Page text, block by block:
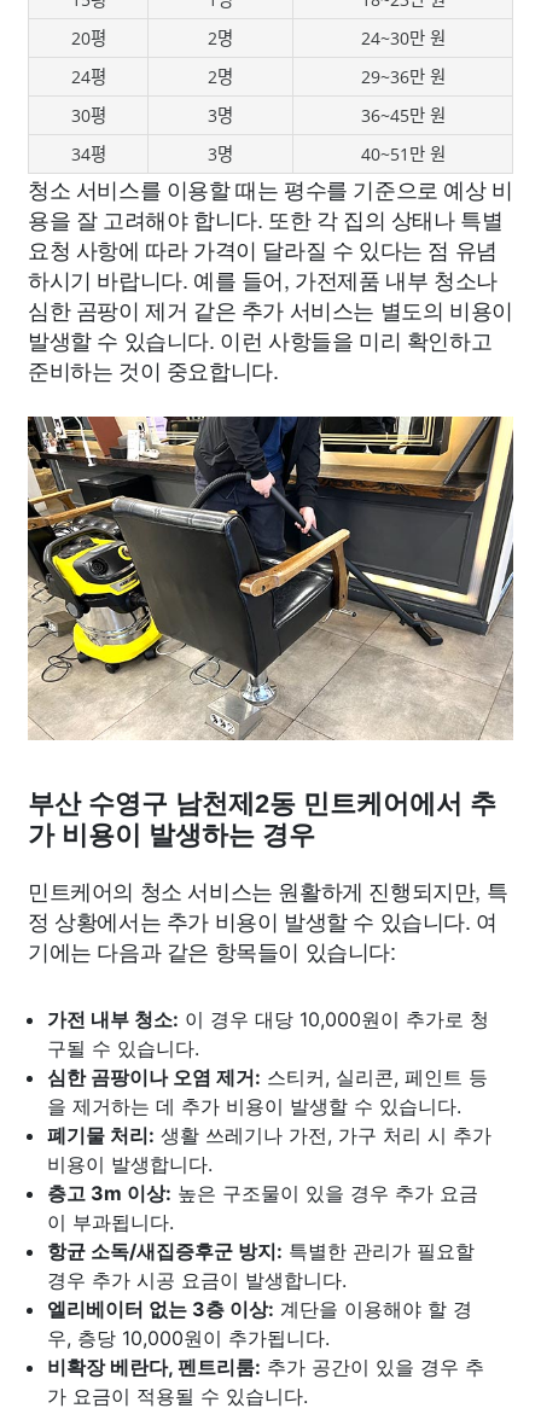
20평
2명
24~30만 원
24평
2명
29~36만 원
30평
3명
36~45만 원
34평
3명 40~51만 원
청소 서비스를 이용할 때는 평수를 기준으로 예상 비
용을 잘 고려해야 합니다. 또한 각 집의 상태나 특별
요청 사항에 따라 가격이 달라질 수 있다는 점 유념
하시기 바랍니다. 예를 들어, 가전제품 내부 청소나
심한 곰팡이 제거 같은 추가 서비스는 별도의 비용이
발생할 수 있습니다. 이런 사항들을 미리 확인하고
준비하는 것이 중요합니다.
부산 수영구 남천제2동 민트케어에서 추
가 비용이 발생하는 경우
민트케어의 청소 서비스는 원활하게 진행되지만, 특
정 상황에서는 추가 비용이 발생할 수 있습니다. 여
기에는 다음과 같은 항목들이 있습니다:
가전 내부 청소: 이 경우 대당 10,000원이 추가로 청
구될 수 있습니다.
심한 곰팡이나 오염 제거: 스티커, 실리콘, 페인트 등
을 제거하는 데 추가 비용이 발생할 수 있습니다.
폐기물 처리: 생활 쓰레기나 가전, 가구 처리 시 추가
비용이 발생합니다.
층고 3m 이상: 높은 구조물이 있을 경우 추가 요금
이 부과됩니다.
항균 소독/새집증후군 방지: 특별한 관리가 필요할
경우 추가 시공 요금이 발생합니다.
엘리베이터 없는 3층 이상: 계단을 이용해야 할 경
우, 층당 10,000원이 추가됩니다.
비확장 베란다, 펜트리룸: 추가 공간이 있을 경우 추
가 요금이 적용될 수 있습니다.